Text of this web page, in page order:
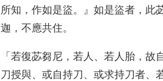
所知 ，作如是盜。』如是盜者 ， 此
迦 ，不應共住。
「若復苾芻尼 ，若人 、若人胎 ，故
刀授與、或自持刀 、或求持刀者、